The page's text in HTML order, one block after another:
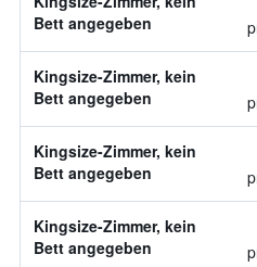
Bett angegeben
Kingsize-Zimmer, kein
Bett angegeben
Kingsize-Zimmer, kein
Bett angegeben
Kingsize-Zimmer, kein
Bett angegeben